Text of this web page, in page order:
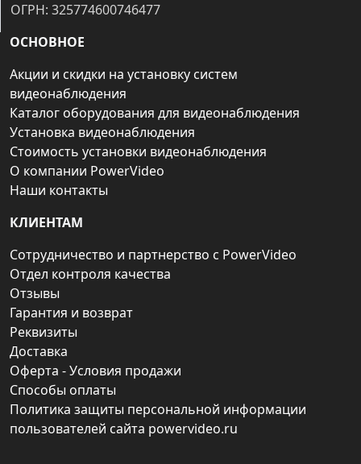
ОГРН: 325774600746477
ОСНОВНОЕ
Акции и скидки на установку систем
видеонаблюдения
Каталог оборудования для видеонаблюдения
Установка видеонаблюдения
Стоимость установки видеонаблюдения
О компании PowerVideo
Наши контакты
КЛИЕНТАМ
Сотрудничество и партнерство с PowerVideo
Отдел контроля качества
Отзывы
Гарантия и возврат
Реквизиты
Доставка
Оферта - Условия продажи
Способы оплаты
Политика защиты персональной информации
пользователей сайта powervideo.ru